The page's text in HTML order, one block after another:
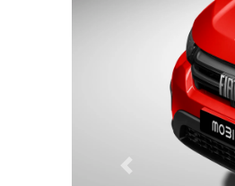
Previous